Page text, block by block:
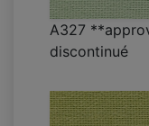
A327
discontinué